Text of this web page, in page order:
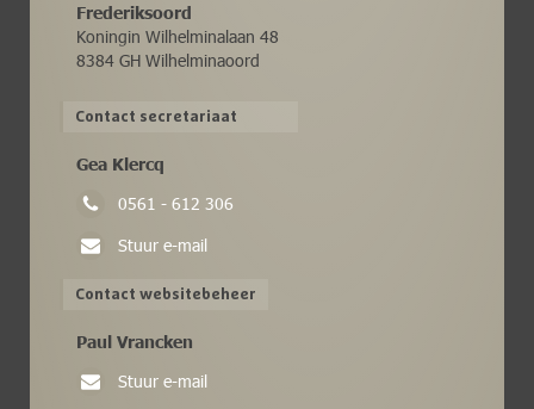
Frederiksoord
Koningin Wilhelminalaan 48
8384 GH Wilhelminaoord
Contact secretariaat
Gea Klercq
0561 - 612 306
Stuur e-mail
Contact websitebeheer
Paul Vrancken
Stuur e-mail